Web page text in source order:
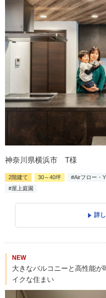
神奈川県横浜市 T様
2階建て 30～40坪 #Airフロー・
#屋上庭園
詳
NEW
大きなバルコニーと高性能
イクな住まい